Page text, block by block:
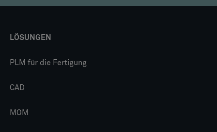
LÖSUNGEN
PLM für die Fertigung
CAD
MOM